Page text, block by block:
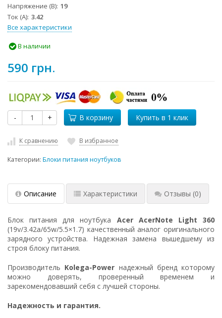
Напряжение (В) 19
Ток (А) 3.42
Все характеристики
В наличии
590 грн.
- + В корзину
К сравнению В избранное
Категории: Блоки питания ноутбуков
Описание Характеристики Отзывы (0)
Блок питания для ноутбука Acer AcerNote Light 360
(19v/3.42a/65w/5.5×1.7) качественный аналог оригинального
зарядного устройства. Надежная замена вышедшему из
строя блоку питания.
Производитель Kolega-Power надежный бренд которому
можно доверять, проверенный временем и
зарекомендовавший себя с лучшей стороны.
Надежность и гарантия.